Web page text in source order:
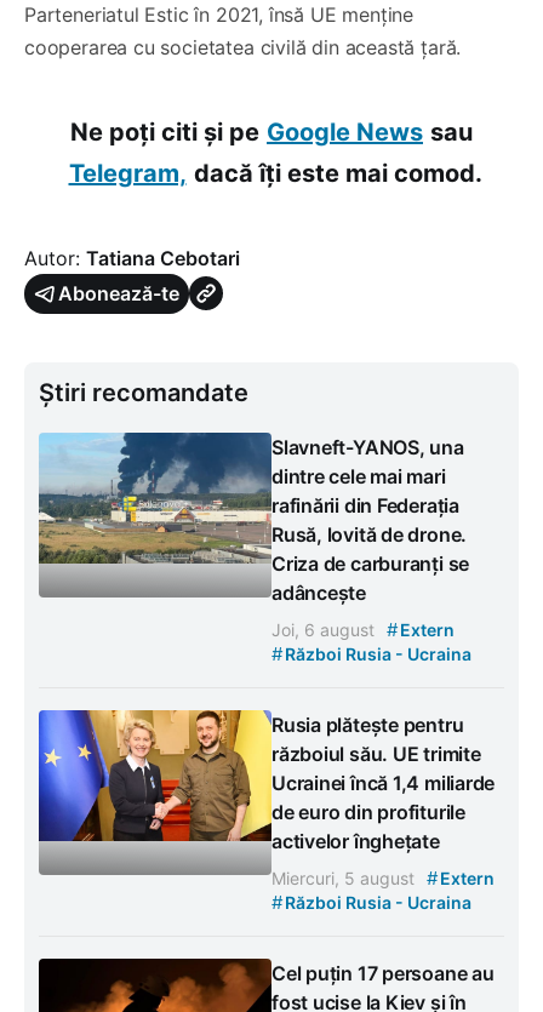
Parteneriatul Estic în 2021, însă UE menține
cooperarea cu societatea civilă din această țară.
Ne poți citi și pe Google News sau
Telegram, dacă îți este mai comod.
Autor: Tatiana Cebotari
Abonează-te
Știri recomandate
Slavneft-YANOS, una
dintre cele mai mari
rafinării din Federația
Rusă, lovită de drone.
Criza de carburanți se
adâncește
Joi, 6 august #Extern
#Război Rusia - Ucraina
Rusia plătește pentru
războiul său. UE trimite
Ucrainei încă 1,4 miliarde
de euro din profiturile
activelor înghețate
Miercuri, 5 august #Extern
#Război Rusia - Ucraina
Cel puțin 17 persoane au
fost ucise la Kiev și în